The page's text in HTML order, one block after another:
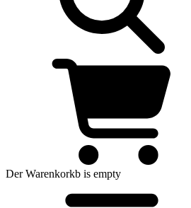
Der Warenkorkb is empty